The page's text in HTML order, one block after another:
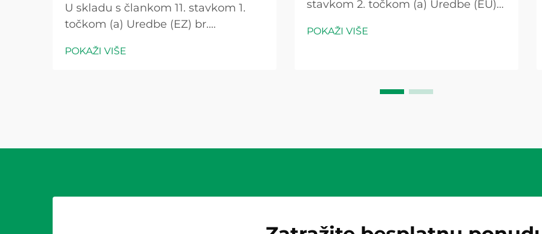
U skladu s člankom 11. stavkom 1.
točkom (a) Uredbe (EZ) br.
u skladu s člankom 11. stavkom 1.
POKAŽI VIŠE
stavkom 2. točkom (a) Uredbe (EU)
se u skladu s člankom 3. stavkom 2.
POKAŽI VIŠE